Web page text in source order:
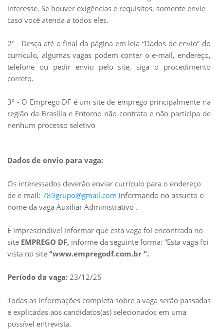
interesse. Se houver exigências e requisitos, somente envie
caso você atenda a todos eles.
2º - Desça até o final da página em leia “Dados de envio” do
currículo, algumas vagas podem conter o e-mail, endereço,
telefone ou pedir envio pelo site, siga o procedimento
correto.
3º - O Emprego DF é um site de emprego principalmente na
região da Brasília e Entorno não contrata e não participa de
nenhum processo seletivo
Dados de envio para vaga:
Os interessados deverão enviar currículo para o endereço
de e-mail: 789grupo@gmail.com informando no assunto o
nome da vaga Auxiliar Administrativo .
É imprescindível informar que esta vaga foi encontrada no
site EMPREGO DF, informe da seguinte forma: “Esta vaga foi
vista no site “www.empregodf.com.br “.
Período da vaga: 23/12/25
Todas as informações completa sobre a vaga serão passadas
e explicadas aos candidatos(as) selecionados em uma
possível entrevista.